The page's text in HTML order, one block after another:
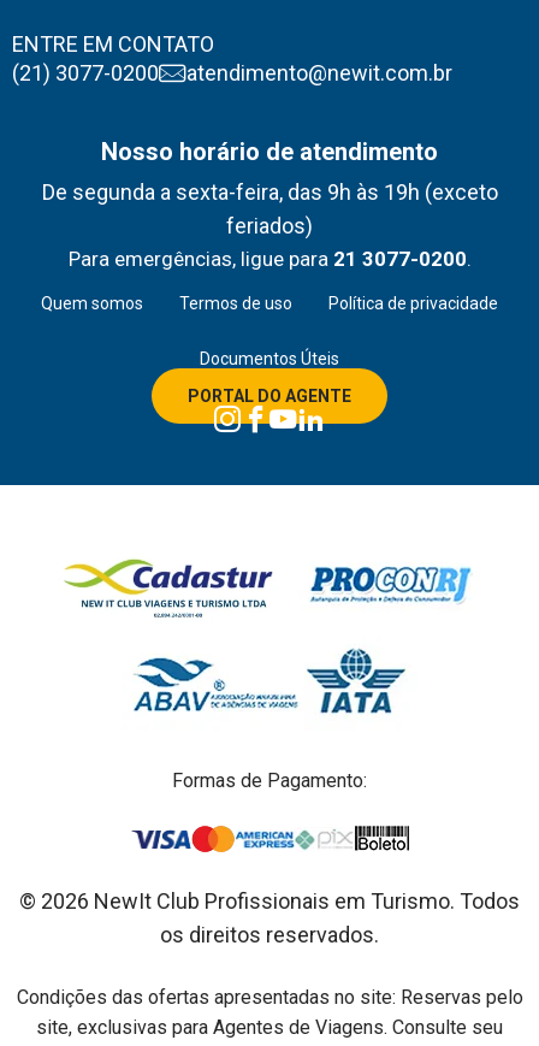
ENTRE EM CONTATO
(21) 3077-0200
atendimento@newit.com.br
Nosso horário de atendimento
De segunda a sexta-feira, das 9h às 19h (exceto
feriados)
Para emergências, ligue para 21 3077-0200.
Quem somos Termos de uso Política de privacidade
Documentos Úteis
PORTAL DO AGENTE
Formas de Pagamento:
© 2026 NewIt Club Profissionais em Turismo. Todos
os direitos reservados.
Condições das ofertas apresentadas no site: Reservas pelo
site, exclusivas para Agentes de Viagens. Consulte seu